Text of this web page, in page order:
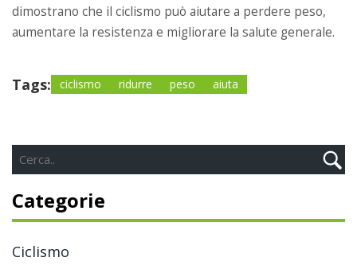
dimostrano che il ciclismo può aiutare a perdere peso,
aumentare la resistenza e migliorare la salute generale.
Tags: ciclismo ridurre peso aiuta
Categorie
Ciclismo